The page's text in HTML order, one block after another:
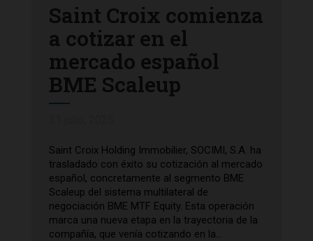
Saint Croix comienza
a cotizar en el
mercado español
BME Scaleup
Saint Croix Holding Immobilier, SOCIMI, S.A. ha
trasladado con éxito su cotización al mercado
español, concretamente al segmento BME
Scaleup del sistema multilateral de
negociación BME MTF Equity. Esta operación
marca una nueva etapa en la trayectoria de la
compañía, que venía cotizando en la...